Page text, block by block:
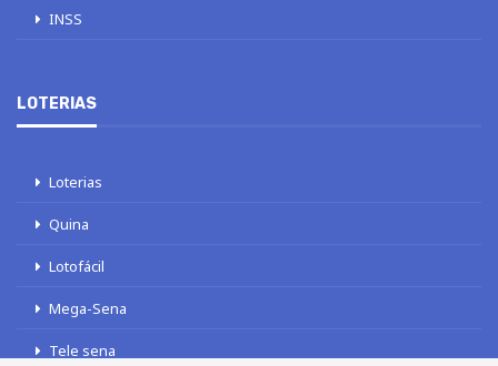
INSS
LOTERIAS
Loterias
Quina
Lotofácil
Mega-Sena
Tele sena